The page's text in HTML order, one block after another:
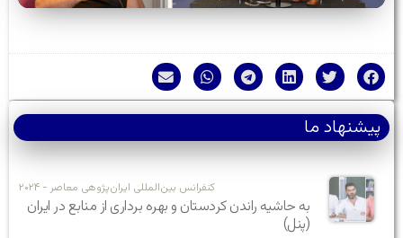
پیشنهاد ما
کنفرانس بین‌المللی ایران‌پژوهی معاصر - ۲۰۲۴
به حاشیه راندن کردستان و بهره برداری از منابع در ایران
(پنل)